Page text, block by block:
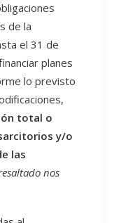
de la
el 31 de
planes
lo previsto
total o
y/o
las
nos